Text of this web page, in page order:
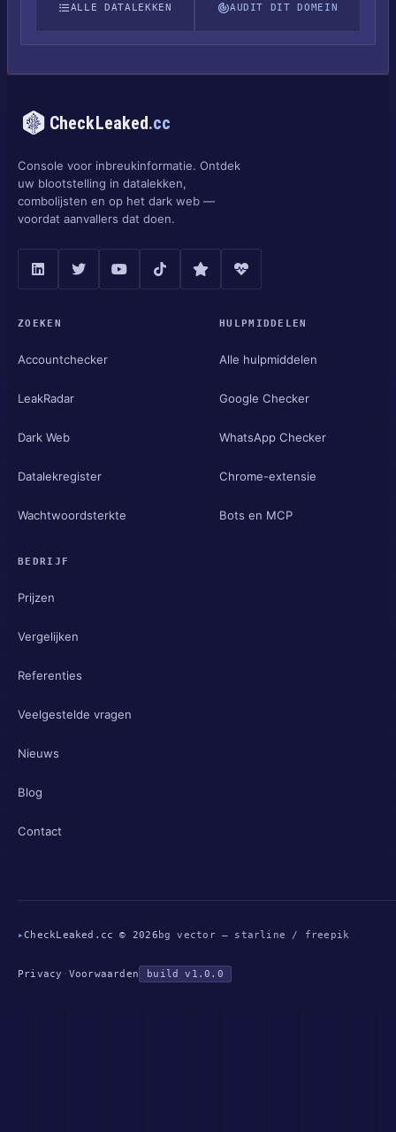
ALLE DATALEKKEN AUDIT DIT DOMEIN
CheckLeaked.cc
Console voor inbreukinformatie. Ontdek
uw blootstelling in datalekken,
combolijsten en op het dark web —
voordat aanvallers dat doen.
ZOEKEN
Accountchecker
LeakRadar
Dark Web
Datalekregister
Wachtwoordsterkte
HULPMIDDELEN
Alle hulpmiddelen
Google Checker
WhatsApp Checker
Chrome-extensie
Bots en MCP
BEDRIJF
Prijzen
Vergelijken
Referenties
Veelgestelde vragen
Nieuws
Blog
Contact
▸CheckLeaked.cc © 2026 bg vector — starline / freepik
Privacy · Voorwaarden build v1.0.0